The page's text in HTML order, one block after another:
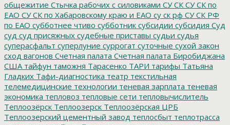
общежитие Стычка рабочих с силовиками СУ СК СУ СК по
ЕАО СУ СК по Хабаровскому краю и ЕАО су ск рф СУ СК РФ
по ЕАО субботнее чтиво субботник субсидии субсидия Суд
суд суд присяжных судебные приставы судьи судья
суперасфальт суперлуние суррогат суточные сухой закон
сход вагонов Счетная палата Счетная палата Биробиджана
США тайфун таможня Тарасенко ТАРИ тарифы Татьяна
Гладких Тафи-диагностика театр текстильная
телемедицинские технологии теневая зарплата теневая
экономика тепловоз тепловые сети тепловычислитель
Теплоозёрск Теплоозерск Теплоозёрская ЦРБ
Теплоозерский цементный завод теплосбыт теплотрасса